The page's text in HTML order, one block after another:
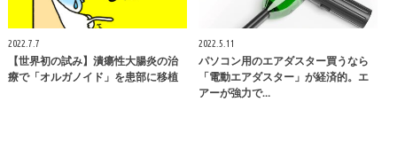
2022.7.7
【世界初の試み】潰瘍性大腸炎の治
療で「オルガノイド」を患部に移植
2022.5.11
パソコン用のエアダスター買うなら
「電動エアダスター」が経済的。エ
アーが強力で…